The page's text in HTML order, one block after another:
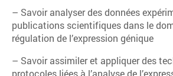
– Savoir analyser des données
publications scientifiques dans le
régulation de l’expression génique
– Savoir assimiler et appliquer des
protocoles liées à l’analyse de